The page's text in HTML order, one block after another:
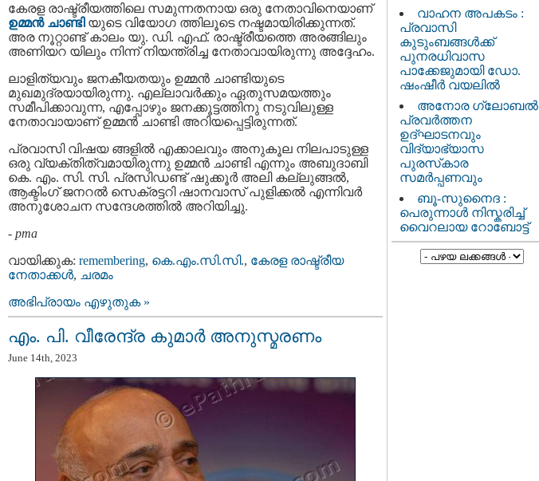
കേരള രാഷ്ട്രീയത്തിലെ സമുന്നതനായ ഒരു നേതാവിനെയാണ്
ഉമ്മൻ ചാണ്ടി യുടെ വിയോഗ ത്തിലൂടെ നഷ്ടമായിരിക്കുന്നത്.
അര നൂറ്റാണ്ട് കാലം യു. ഡി. എഫ്. രാഷ്ട്രീയത്തെ അരങ്ങിലും
അണിയറ യിലും നിന്ന് നിയന്ത്രിച്ച നേതാവായിരുന്നു അദ്ദേഹം.
ലാളിത്യവും ജനകീയതയും ഉമ്മൻ ചാണ്ടിയുടെ
മുഖമുദ്രയായിരുന്നു. എല്ലാവർക്കും ഏതുസമയത്തും
സമീപിക്കാവുന്ന, എപ്പോഴും ജനക്കൂട്ടത്തിനു നടുവിലുള്ള
നേതാവായാണ് ഉമ്മൻ ചാണ്ടി അറിയപ്പെട്ടിരുന്നത്.
പ്രവാസി വിഷയ ങ്ങളിൽ എക്കാലവും അനുകൂല നിലപാടുള്ള
ഒരു വ്യക്തിത്വമായിരുന്നു ഉമ്മൻ ചാണ്ടി എന്നും അബുദാബി
കെ. എം. സി. സി. പ്രസിഡണ്ട് ഷുക്കൂർ അലി കല്ലുങ്ങല്‍,
ആക്ടിംഗ് ജനറൽ സെക്രട്ടറി ഷാനവാസ്‌ പുളിക്കല്‍ എന്നിവര്‍
അനുശോചന സന്ദേശത്തില്‍ അറിയിച്ചു.
- pma
വായിക്കുക: remembering, കെ.എം.സി.സി., കേരള രാഷ്ട്രീയ
നേതാക്കള്‍, ചരമം
അഭിപ്രായം എഴുതുക »
എം. പി. വീരേന്ദ്ര കുമാർ അനുസ്മരണം
June 14th, 2023
വാഹന അപകടം :
പ്രവാസി
കുടുംബങ്ങൾക്ക്
പുനരധിവാസ
പാക്കേജുമായി ഡോ.
ഷംഷീർ വയലിൽ
അനോര ഗ്ലോബൽ
പ്രവർത്തന
ഉദ്ഘാടനവും
വിദ്യാഭ്യാസ
പുരസ്‌കാര
സമർപ്പണവും
ബൂ-സുനൈദ :
പെരുന്നാൾ നിസ്കരിച്ച്
വൈറലായ റോബോട്ട്